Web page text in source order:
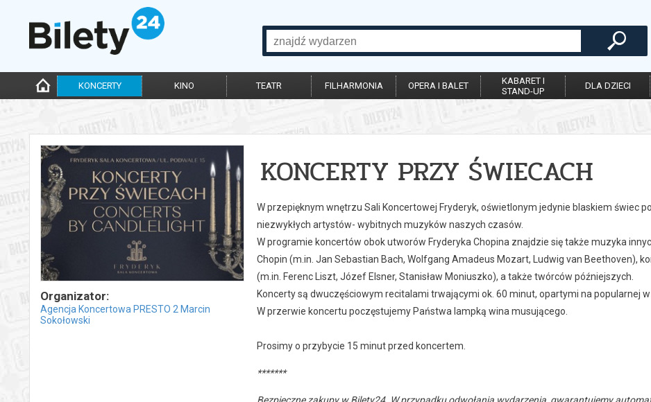
KONCERTY KINO TEATR FILHARMONIA OPERA I BALET
KABARET I
STAND-UP
DLA DZIECI
Organizator:
Agencja Koncertowa PRESTO 2 Marcin
Sokołowski
KONCERTY PRZY ŚWIECACH
W przepięknym wnętrzu Sali Koncertowej Fryderyk, oświetlonym jedynie blaskiem świec
niezwykłych artystów- wybitnych muzyków naszych czasów.
W programie koncertów obok utworów Fryderyka Chopina znajdzie się także muzyka
Chopin (m.in. Jan Sebastian Bach, Wolfgang Amadeus Mozart, Ludwig van Beethoven),
(m.in. Ferenc Liszt, Józef Elsner, Stanisław Moniuszko), a także twórców późniejszych.
Koncerty są dwuczęściowym recitalami trwającymi ok. 60 minut, opartymi na popularnej
W przerwie koncertu poczęstujemy Państwa lampką wina musującego.
Prosimy o przybycie 15 minut przed koncertem.
*******